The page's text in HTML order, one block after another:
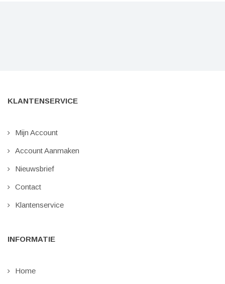
KLANTENSERVICE
Mijn Account
Account Aanmaken
Nieuwsbrief
Contact
Klantenservice
INFORMATIE
Home